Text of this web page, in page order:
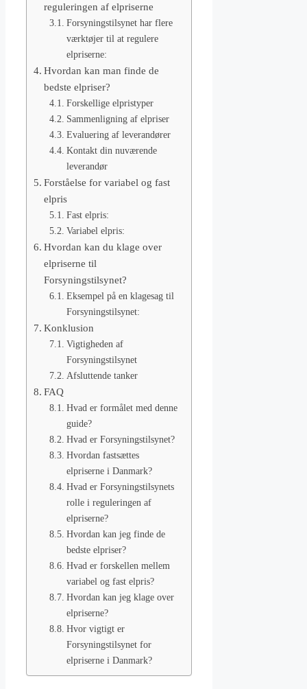
reguleringen af elpriserne
Forsyningstilsynet har flere
værktøjer til at regulere
elpriserne:
Hvordan kan man finde de
bedste elpriser?
Forskellige elpristyper
Sammenligning af elpriser
Evaluering af leverandører
Kontakt din nuværende
leverandør
Forståelse for variabel og fast
elpris
Fast elpris:
Variabel elpris:
Hvordan kan du klage over
elpriserne til
Forsyningstilsynet?
Eksempel på en klagesag til
Forsyningstilsynet:
Konklusion
Vigtigheden af
Forsyningstilsynet
Afsluttende tanker
FAQ
Hvad er formålet med denne
guide?
Hvad er Forsyningstilsynet?
Hvordan fastsættes
elpriserne i Danmark?
Hvad er Forsyningstilsynets
rolle i reguleringen af
elpriserne?
Hvordan kan jeg finde de
bedste elpriser?
Hvad er forskellen mellem
variabel og fast elpris?
Hvordan kan jeg klage over
elpriserne?
Hvor vigtigt er
Forsyningstilsynet for
elpriserne i Danmark?